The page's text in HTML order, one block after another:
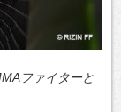
ファイターと